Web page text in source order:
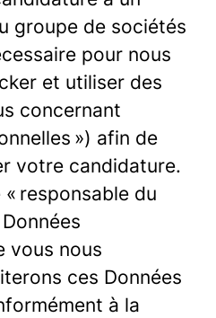
groupe de sociétés
pour nous
et utiliser des
concernant
») afin de
votre candidature.
responsable du
vous nous
ces Données
à la